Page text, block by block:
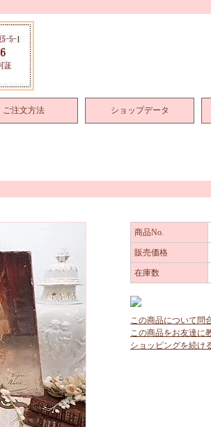
ご注文方法 ショップデータ
商品No.
販売価格
在庫数
この商品について問
この商品をお友達に
ショッピングを続け